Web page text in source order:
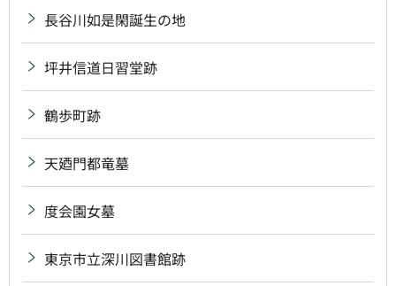
長谷川如是閑誕生の地
坪井信道日習堂跡
鶴歩町跡
天廼門都竜墓
度会園女墓
東京市立深川図書館跡